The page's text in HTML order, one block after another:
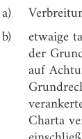
a)
b)
etwaige
der
auf
Charta